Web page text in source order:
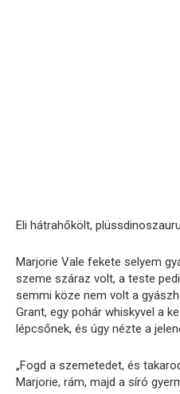
Eli hátrahőkölt,
Marjorie Vale fekete selyem
szeme száraz volt, a teste
semmi köze nem volt a
Grant, egy pohár whiskyvel a
lépcsőnek, és úgy nézte a
„Fogd a szemetedet, és
Marjorie, rám, majd a síró